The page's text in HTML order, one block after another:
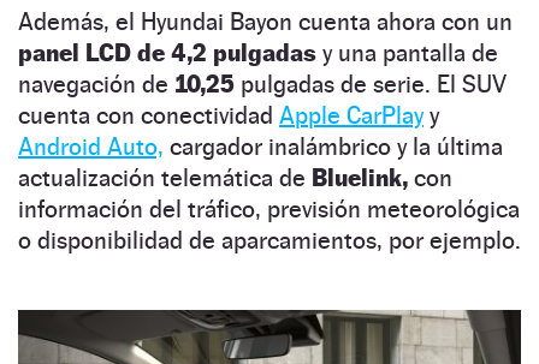
Además, el Hyundai Bayon cuenta ahora con un
panel LCD de 4,2 pulgadas y una pantalla de
navegación de 10,25 pulgadas de serie. El SUV
cuenta con conectividad Apple CarPlayy
Android Auto, cargador inalámbrico y la última
actualización telemática de Bluelink, con
información del tráfico, previsión meteorológica
o disponibilidad de aparcamientos, por ejemplo.